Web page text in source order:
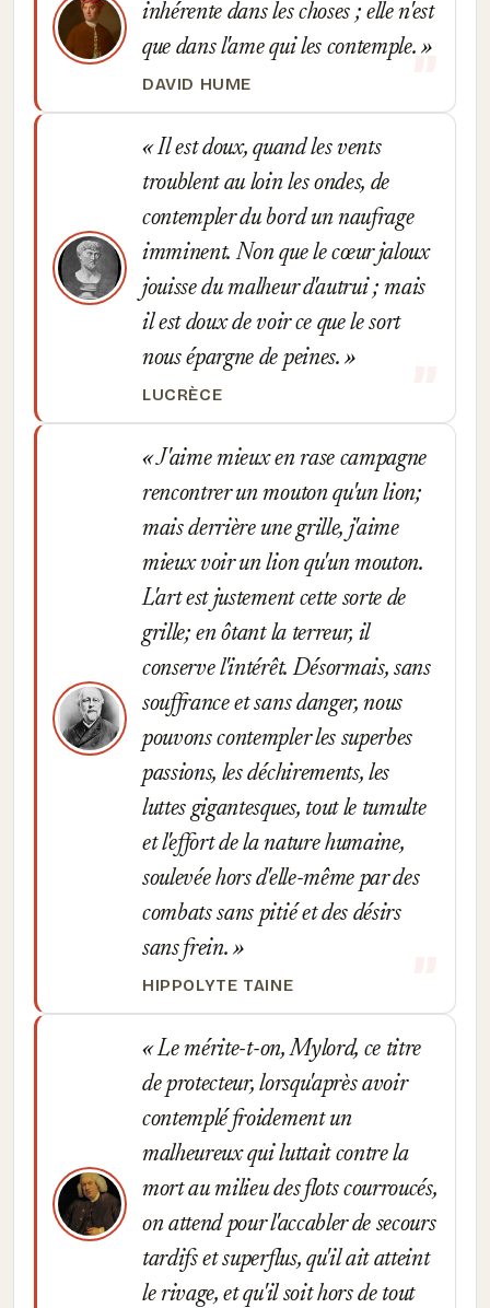
inhérente dans les choses ; elle n'est
que dans l'ame qui les contemple.
DAVID HUME
Il est doux, quand les vents
troublent au loin les ondes, de
contempler du bord un naufrage
imminent. Non que le cœur jaloux
jouisse du malheur d'autrui ; mais
il est doux de voir ce que le sort
nous épargne de peines.
LUCRÈCE
J'aime mieux en rase campagne
rencontrer un mouton qu'un lion;
mais derrière une grille, j'aime
mieux voir un lion qu'un mouton.
L'art est justement cette sorte de
grille; en ôtant la terreur, il
conserve l'intérêt. Désormais, sans
souffrance et sans danger, nous
pouvons contempler les superbes
passions, les déchirements, les
luttes gigantesques, tout le tumulte
et l'effort de la nature humaine,
soulevée hors d'elle-même par des
combats sans pitié et des désirs
sans frein.
HIPPOLYTE TAINE
Le mérite-t-on, Mylord, ce titre
de protecteur, lorsqu'après avoir
contemplé froidement un
malheureux qui luttait contre la
mort au milieu des flots courroucés,
on attend pour l'accabler de secours
tardifs et superflus, qu'il ait atteint
le rivage, et qu'il soit hors de tout